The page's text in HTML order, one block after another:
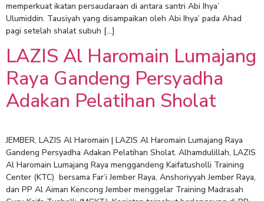
memperkuat ikatan persaudaraan di antara santri Abi Ihya’
Ulumiddin. Tausiyah yang disampaikan oleh Abi Ihya’ pada Ahad
pagi setelah shalat subuh […]
LAZIS Al Haromain Lumajang
Raya Gandeng Persyadha
Adakan Pelatihan Sholat
JEMBER, LAZIS Al Haromain | LAZIS Al Haromain Lumajang Raya
Gandeng Persyadha Adakan Pelatihan Sholat. Alhamdulillah, LAZIS
Al Haromain Lumajang Raya menggandeng Kaifatusholli Training
Center (KTC) bersama Far’i Jember Raya, Anshoriyyah Jember Raya,
dan PP Al Aiman Kencong Jember menggelar Training Madrasah